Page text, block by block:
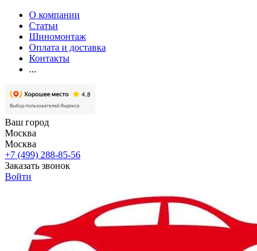
О компании
Статьи
Шиномонтаж
Оплата и доставка
Контакты
...
Ваш город
Москва
Москва
+7 (499) 288-85-56
Заказать звонок
Войти